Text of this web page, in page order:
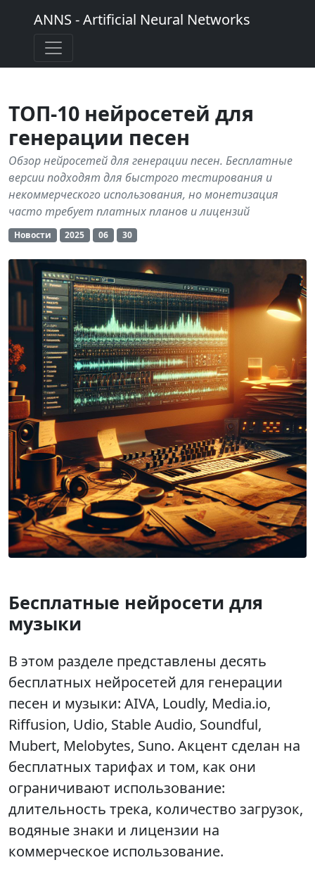
ANNS - Artificial Neural Networks
ТОП-10 нейросетей для
генерации песен
Обзор нейросетей для генерации песен. Бесплатные
версии подходят для быстрого тестирования и
некоммерческого использования, но монетизация
часто требует платных планов и лицензий
Новости 2025 06 30
Бесплатные нейросети для
музыки
В этом разделе представлены десять
бесплатных нейросетей для генерации
песен и музыки: AIVA, Loudly, Media.io,
Riffusion, Udio, Stable Audio, Soundful,
Mubert, Melobytes, Suno. Акцент сделан на
бесплатных тарифах и том, как они
ограничивают использование:
длительность трека, количество загрузок,
водяные знаки и лицензии на
коммерческое использование.